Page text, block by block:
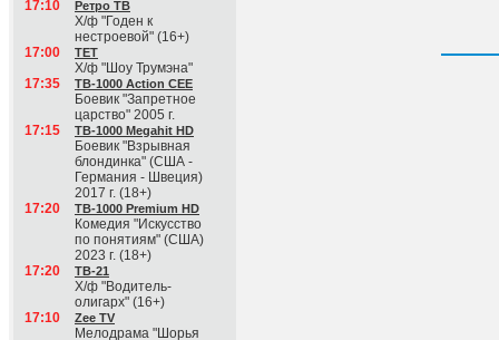
17:10
Ретро ТВ
Х/ф "Годен к
нестроевой" (16+)
17:00
ТЕТ
Х/ф "Шоу Трумэна"
17:35
ТВ-1000 Action CEE
Боевик "Запретное
царство" 2005 г.
17:15
ТВ-1000 Megahit HD
Боевик "Взрывная
блондинка" (США -
Германия - Швеция)
2017 г. (18+)
17:20
ТВ-1000 Premium HD
Комедия "Искусство
по понятиям" (США)
2023 г. (18+)
17:20
ТВ-21
Х/ф "Водитель-
олигарх" (16+)
17:10
Zee TV
Мелодрама "Шорья